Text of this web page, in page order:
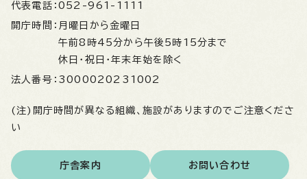
代表電話： 052-961-1111
開庁時間： 月曜日から金曜日
午前8時45分から午後5時15分まで
休日・祝日・年末年始を除く
法人番号： 3000020231002
(注)開庁時間が異なる組織、施設がありますのでご注意くださ
い
庁舎案内 お問い合わせ